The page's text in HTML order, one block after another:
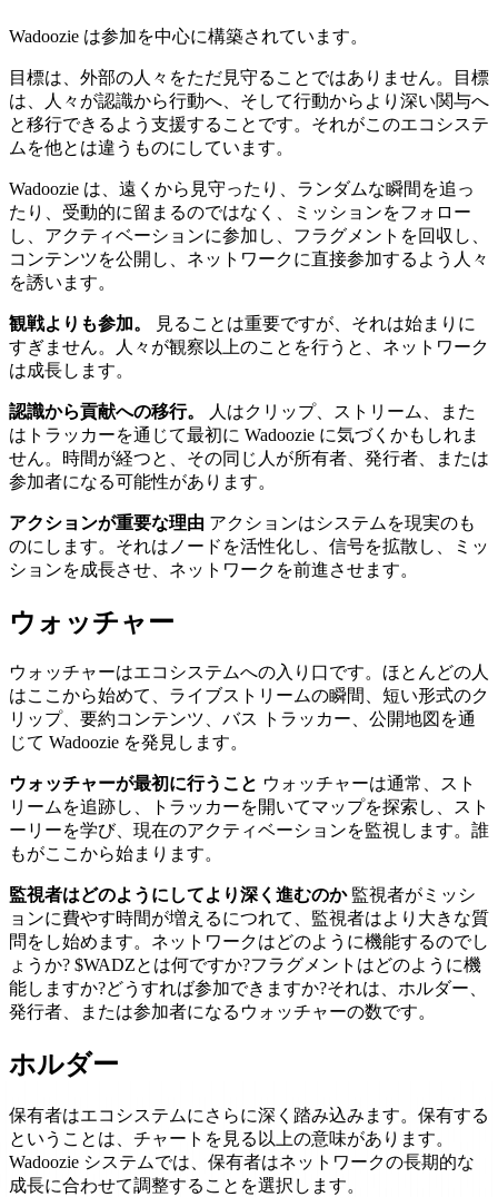
Wadoozie は参加を中心に構築されています。
目標は、外部の人々をただ見守ることではありません。目標
は、人々が認識から行動へ、そして行動からより深い関与へ
と移行できるよう支援することです。それがこのエコシステ
ムを他とは違うものにしています。
Wadoozie は、遠くから見守ったり、ランダムな瞬間を追っ
たり、受動的に留まるのではなく、ミッションをフォロー
し、アクティベーションに参加し、フラグメントを回収し、
コンテンツを公開し、ネットワークに直接参加するよう人々
を誘います。
観戦よりも参加。
見ることは重要ですが、それは始まりに
すぎません。人々が観察以上のことを行うと、ネットワーク
は成長します。
認識から貢献への移行。
人はクリップ、ストリーム、また
はトラッカーを通じて最初に Wadoozie に気づくかもしれま
せん。時間が経つと、その同じ人が所有者、発行者、または
参加者になる可能性があります。
アクションが重要な理由 アクションはシステムを現実のも
のにします。それはノードを活性化し、信号を拡散し、ミッ
ションを成長させ、ネットワークを前進させます。
ウォッチャー
ウォッチャーはエコシステムへの入り口です。ほとんどの人
はここから始めて、ライブストリームの瞬間、短い形式のク
リップ、要約コンテンツ、バス トラッカー、公開地図を通
じて Wadoozie を発見します。
ウォッチャーが最初に行うこと ウォッチャーは通常、スト
リームを追跡し、トラッカーを開いてマップを探索し、スト
ーリーを学び、現在のアクティベーションを監視します。誰
もがここから始まります。
監視者はどのようにしてより深く進むのか監視者がミッシ
ョンに費やす時間が増えるにつれて、監視者はより大きな質
問をし始めます。ネットワークはどのように機能するのでし
ょうか? $WADZとは何ですか?フラグメントはどのように機
能しますか?どうすれば参加できますか?それは、ホルダー、
発行者、または参加者になるウォッチャーの数です。
ホルダー
保有者はエコシステムにさらに深く踏み込みます。保有する
ということは、チャートを見る以上の意味があります。
Wadoozie システムでは、保有者はネットワークの長期的な
成長に合わせて調整することを選択します。